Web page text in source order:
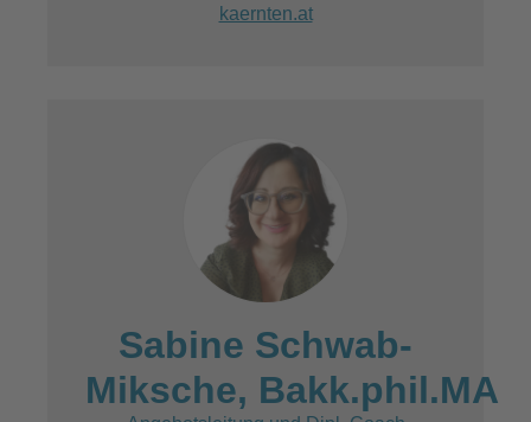
kaernten.at
Sabine Schwab-
Miksche, Bakk.phil.MA